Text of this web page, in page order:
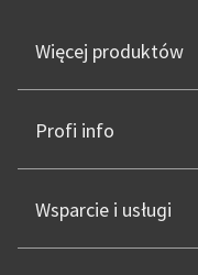
Więcej produktów
Profi info
Wsparcie i usługi